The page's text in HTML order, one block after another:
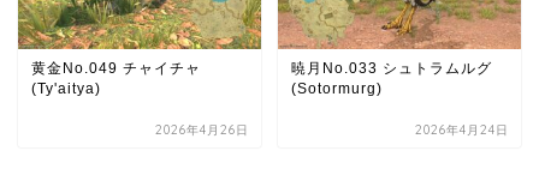
黄金No.049 チャイチャ
(Ty'aitya)
2026年4月26日
暁月No.033 シュトラムルグ
(Sotormurg)
2026年4月24日